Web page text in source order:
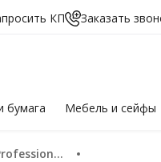
КП Заказать
бумага Мебельи сейфы
белые, Р32-150